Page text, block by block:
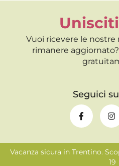
Vuoi ricevere le
rimanere
Seguici
Vacanza sicura in Trentino.
19